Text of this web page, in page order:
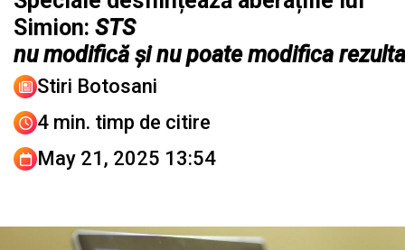
Simion: STS
nu modifică și nu poate modifica
Stiri Botosani
4 min. timp de citire
May 21, 2025 13:54